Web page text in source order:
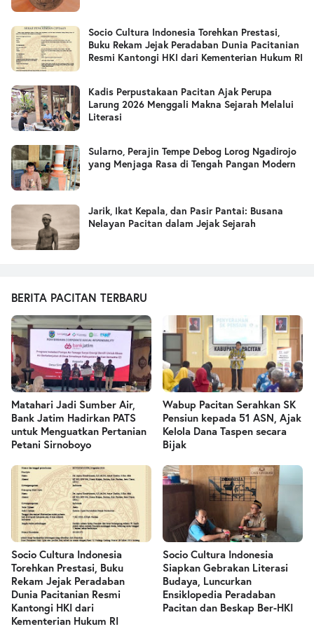
Socio Cultura Indonesia Torehkan Prestasi,
Buku Rekam Jejak Peradaban Dunia Pacitanian
Resmi Kantongi HKI dari Kementerian Hukum RI
Kadis Perpustakaan Pacitan Ajak Perupa
Larung 2026 Menggali Makna Sejarah Melalui
Literasi
Sularno, Perajin Tempe Debog Lorog Ngadirojo
yang Menjaga Rasa di Tengah Pangan Modern
Jarik, Ikat Kepala, dan Pasir Pantai: Busana
Nelayan Pacitan dalam Jejak Sejarah
BERITA PACITAN TERBARU
Matahari Jadi Sumber Air,
Bank Jatim Hadirkan PATS
untuk Menguatkan Pertanian
Petani Sirnoboyo
Wabup Pacitan Serahkan SK
Pensiun kepada 51 ASN, Ajak
Kelola Dana Taspen secara
Bijak
Socio Cultura Indonesia
Torehkan Prestasi, Buku
Rekam Jejak Peradaban
Dunia Pacitanian Resmi
Kantongi HKI dari
Kementerian Hukum RI
Socio Cultura Indonesia
Siapkan Gebrakan Literasi
Budaya, Luncurkan
Ensiklopedia Peradaban
Pacitan dan Beskap Ber-HKI